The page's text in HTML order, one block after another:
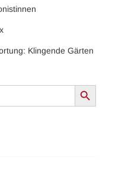
Klingende Gärten
Search Button